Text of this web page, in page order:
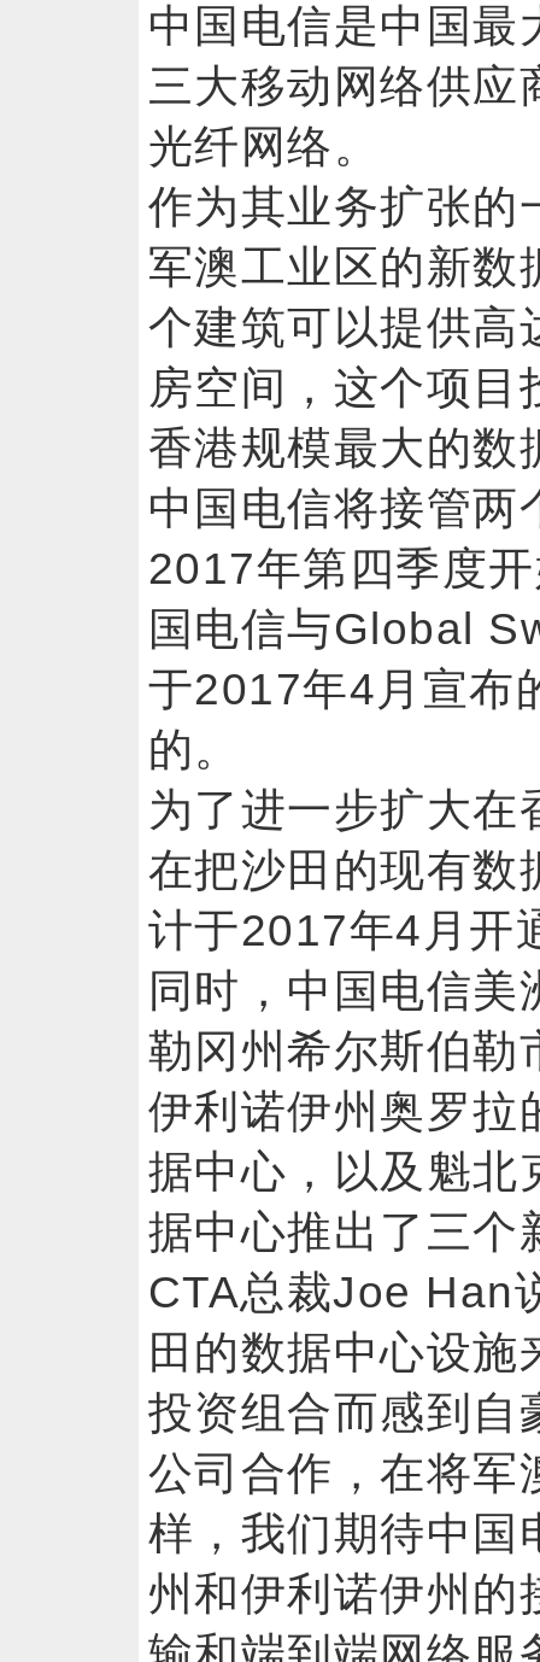
中国电信是中国最
三大移动网络供应
光纤网络。
作为其业务扩张的
军澳工业区的新数
个建筑可以提供高
房空间，这个项
香港规模最大的数
中国电信将接管两
2017年第四季度
国电信与Global
于2017年4月宣布
的。
为了进一步扩大在
在把沙田的现有数
计于2017年4月开
同时，中国电信
勒冈州希尔斯伯
伊利诺伊州奥罗拉
据中心，以及魁
据中心推出了三个
CTA总裁Joe Han
田的数据中心设
投资组合而感到
公司合作，在将军
样，我们期待中国
州和伊利诺伊州的